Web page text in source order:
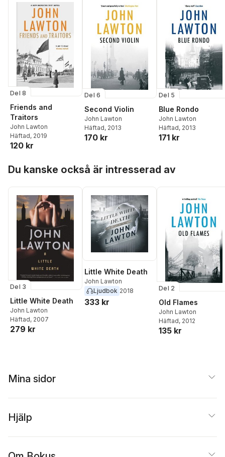
Del 8
Friends and
Traitors
John Lawton
Häftad, 2019
120 kr
Del 6
Second Violin
John Lawton
Häftad, 2013
170 kr
Del 5
Blue Rondo
John Lawton
Häftad, 2013
171 kr
Du kanske också är intresserad av
Del 3
Little White Death
John Lawton
Häftad, 2007
279 kr
Little White Death
John Lawton
Ljudbok 2018
333 kr
Del 2
Old Flames
John Lawton
Häftad, 2012
135 kr
Mina sidor
Hjälp